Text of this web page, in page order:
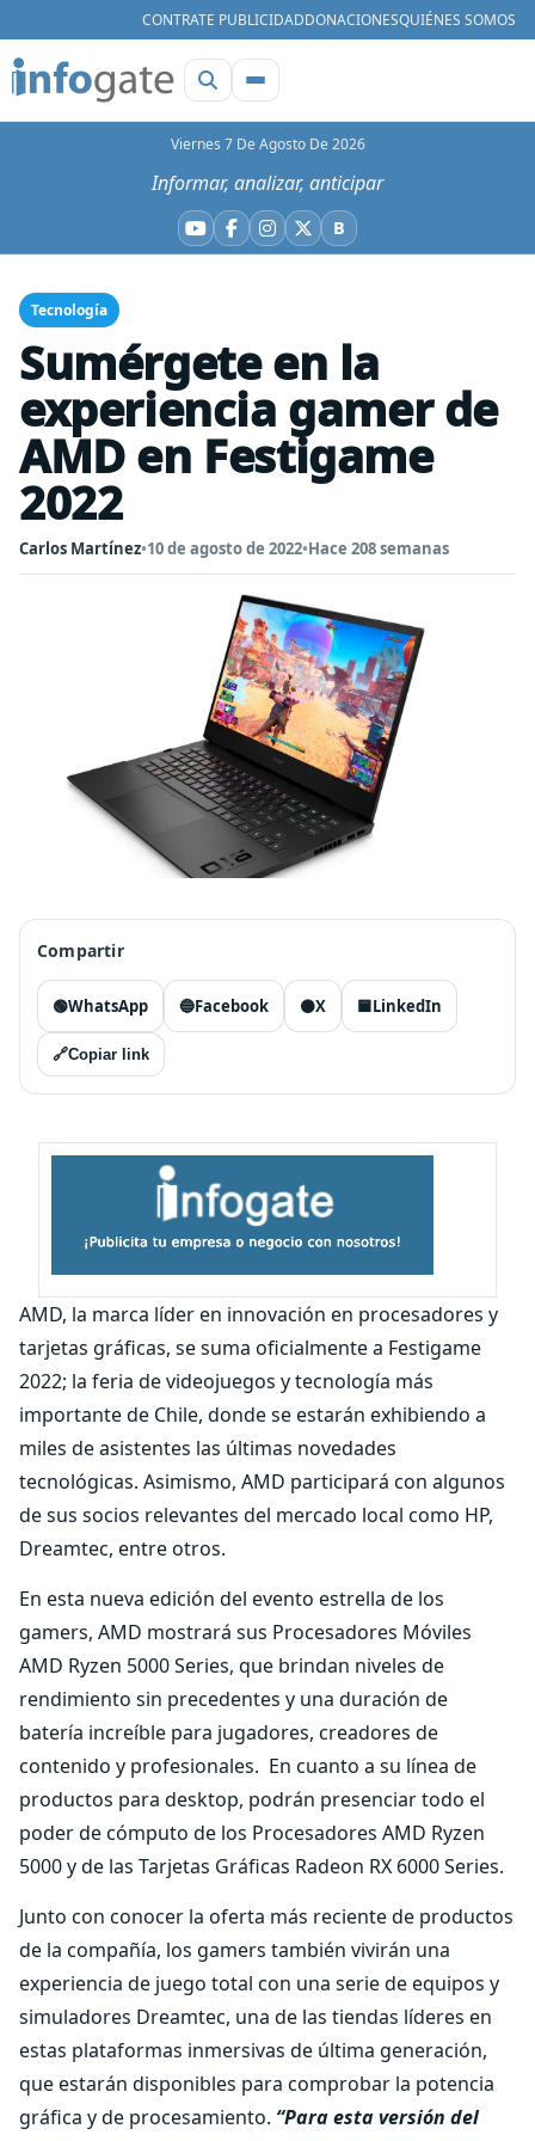
CONTRATE PUBLICIDADDONACIONESQUIÉNES SOMOS
Viernes 7 De Agosto De 2026
Informar, analizar, anticipar
YouTube
Facebook
Instagram
X BBluesky
Tecnología
Sumérgete en la
experiencia gamer de
AMD en Festigame
2022
Carlos Martínez•10 de agosto de 2022•Hace 208 semanas
Compartir
🟢WhatsApp 🔵Facebook ⚫X 🟦LinkedIn
🔗Copiar link
AMD, la marca líder en innovación en procesadores y
tarjetas gráficas, se suma oficialmente a Festigame
2022; la feria de videojuegos y tecnología más
importante de Chile, donde se estarán exhibiendo a
miles de asistentes las últimas novedades
tecnológicas. Asimismo, AMD participará con algunos
de sus socios relevantes del mercado local como HP,
Dreamtec, entre otros.
En esta nueva edición del evento estrella de los
gamers, AMD mostrará sus Procesadores Móviles
AMD Ryzen 5000 Series, que brindan niveles de
rendimiento sin precedentes y una duración de
batería increíble para jugadores, creadores de
contenido y profesionales. En cuanto a su línea de
productos para desktop, podrán presenciar todo el
poder de cómputo de los Procesadores AMD Ryzen
5000 y de las Tarjetas Gráficas Radeon RX 6000 Series.
Junto con conocer la oferta más reciente de productos
de la compañía, los gamers también vivirán una
experiencia de juego total con una serie de equipos y
simuladores Dreamtec, una de las tiendas líderes en
estas plataformas inmersivas de última generación,
que estarán disponibles para comprobar la potencia
gráfica y de procesamiento. “Para esta versión del